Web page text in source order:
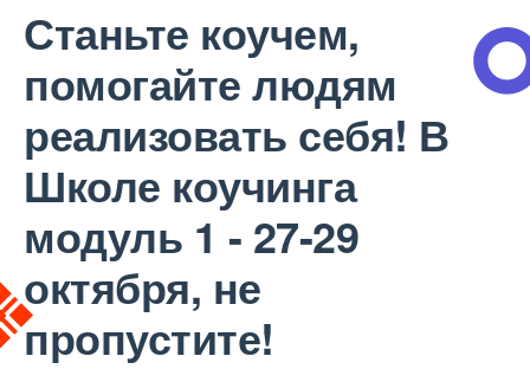
Станьте коучем,
помогайте людям
реализовать себя! В
Школе коучинга
модуль 1 - 27-29
октября, не
пропустите!